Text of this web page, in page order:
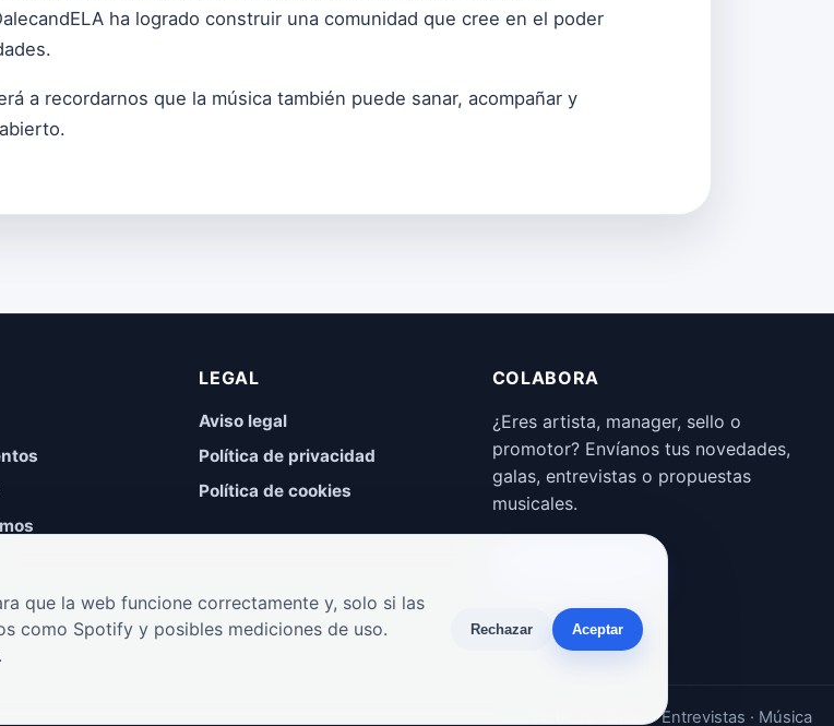
ha logrado construir una comunidad que cree en el poder
a recordarnos que la música también puede sanar, acompañar y
LEGAL
Aviso legal
Política de privacidad
Política de cookies
COLABORA
¿Eres artista, manager, sello o
promotor? Envíanos tus novedades,
galas, entrevistas o propuestas
musicales.
Noticias · Galas · Entrevistas · Música
que la web funcione correctamente y, solo si las
como Spotify y posibles mediciones de uso.
Rechazar Aceptar